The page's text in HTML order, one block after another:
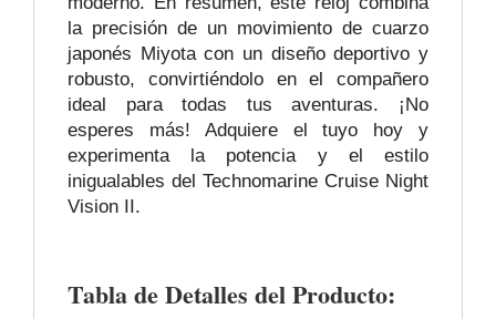
la precisión de un movimiento de cuarzo
japonés Miyota con un diseño deportivo y
robusto, convirtiéndolo en el compañero
ideal para todas tus aventuras. ¡No
esperes más! Adquiere el tuyo hoy y
experimenta la potencia y el estilo
inigualables del Technomarine Cruise Night
Vision II.
Tabla de Detalles del Producto: